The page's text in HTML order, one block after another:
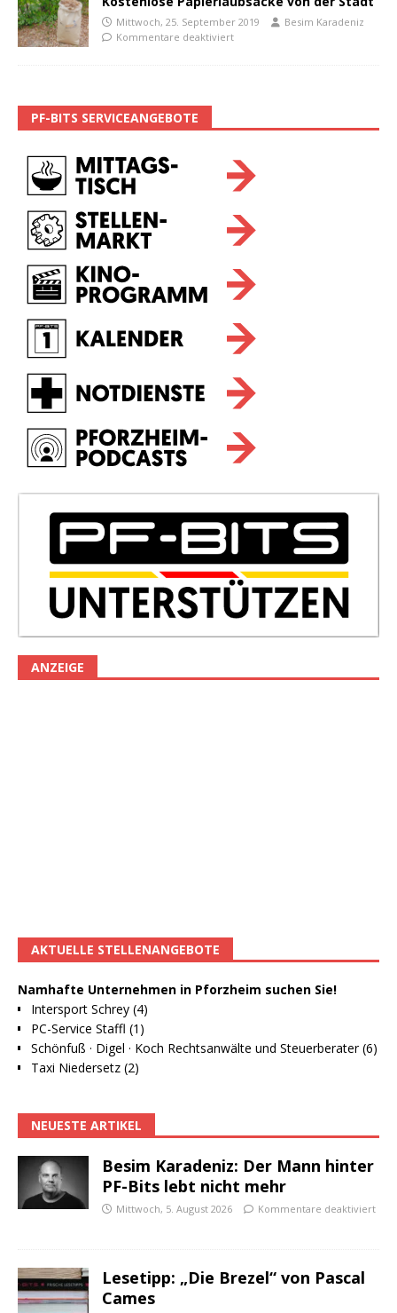
Mittwoch, 25. September 2019
Besim Karadeniz
Kommentare deaktiviert
PF-BITS SERVICEANGEBOTE
ANZEIGE
AKTUELLE STELLENANGEBOTE
Namhafte Unternehmen in Pforzheim suchen Sie!
Intersport Schrey (4)
PC-Service Staffl (1)
Schönfuß · Digel · Koch Rechtsanwälte und Steuerberater (6)
Taxi Niedersetz (2)
NEUESTE ARTIKEL
Besim Karadeniz: Der Mann hinter
PF-Bits lebt nicht mehr
Mittwoch, 5. August 2026 Kommentare deaktiviert
Lesetipp: „Die Brezel“ von Pascal
Cames